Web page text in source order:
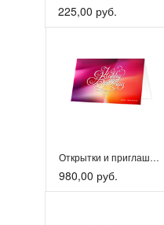
225,00 руб.
Открытки и приглашения
980,00 руб.